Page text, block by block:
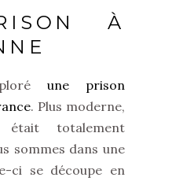
À
une prison
. Plus moderne,
était totalement
sommes dans une
ci se découpe en